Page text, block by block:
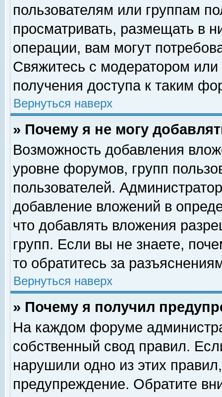
пользователям или группам
просматривать, размещать в
операции, вам могут
Свяжитесь с модератором
получения доступа к таким
Вернуться наверх
» Почему я не могу
Возможность добавления
уровне форумов, групп
пользователей.
добавление вложений в
что добавлять вложения
групп. Если вы не знаете,
то обратитесь за
Вернуться наверх
» Почему я получил
На каждом форуме
собственный свод правил.
нарушили одно из этих
предупреждение. Обратите